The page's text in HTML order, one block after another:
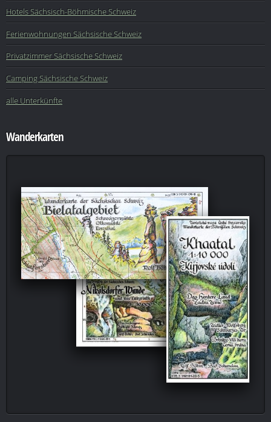
Hotels Sächsisch-Böhmische Schweiz
Ferienwohnungen Sächsische Schweiz
Privatzimmer Sächsische Schweiz
Camping Sächsische Schweiz
alle Unterkünfte
Wanderkarten